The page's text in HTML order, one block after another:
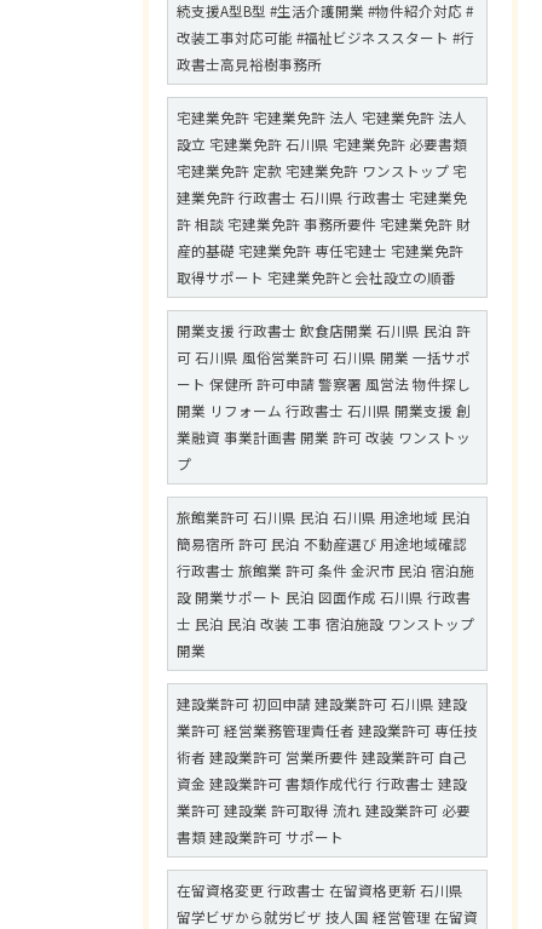
続支援A型B型 #生活介護開業 #物件紹介対応 #
改装工事対応可能 #福祉ビジネススタート #行
政書士高見裕樹事務所
宅建業免許 宅建業免許 法人 宅建業免許 法人
設立 宅建業免許 石川県 宅建業免許 必要書類
宅建業免許 定款 宅建業免許 ワンストップ 宅
建業免許 行政書士 石川県 行政書士 宅建業免
許 相談 宅建業免許 事務所要件 宅建業免許 財
産的基礎 宅建業免許 専任宅建士 宅建業免許
取得サポート 宅建業免許と会社設立の順番
開業支援 行政書士 飲食店開業 石川県 民泊 許
可 石川県 風俗営業許可 石川県 開業 一括サポ
ート 保健所 許可申請 警察署 風営法 物件探し
開業 リフォーム 行政書士 石川県 開業支援 創
業融資 事業計画書 開業 許可 改装 ワンストッ
プ
旅館業許可 石川県 民泊 石川県 用途地域 民泊
簡易宿所 許可 民泊 不動産選び 用途地域確認
行政書士 旅館業 許可 条件 金沢市 民泊 宿泊施
設 開業サポート 民泊 図面作成 石川県 行政書
士 民泊 民泊 改装 工事 宿泊施設 ワンストップ
開業
建設業許可 初回申請 建設業許可 石川県 建設
業許可 経営業務管理責任者 建設業許可 専任技
術者 建設業許可 営業所要件 建設業許可 自己
資金 建設業許可 書類作成代行 行政書士 建設
業許可 建設業 許可取得 流れ 建設業許可 必要
書類 建設業許可 サポート
在留資格変更 行政書士 在留資格更新 石川県
留学ビザから就労ビザ 技人国 経営管理 在留資